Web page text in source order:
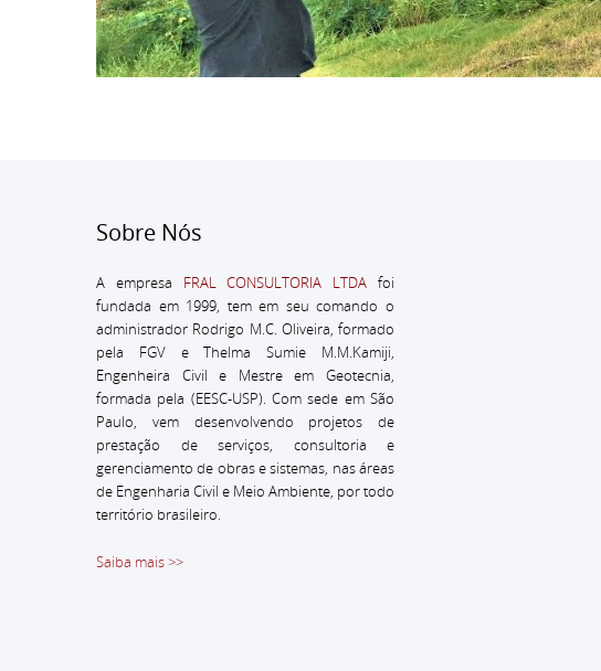
Sobre Nós
A empresa FRAL CONSULTORIA LTDA foi
fundada em 1999, tem em seu comando o
administrador Rodrigo M.C. Oliveira, formado
pela FGV e Thelma Sumie M.M.Kamiji,
Engenheira Civil e Mestre em Geotecnia,
formada pela (EESC-USP). Com sede em São
Paulo, vem desenvolvendo projetos de
prestação de serviços, consultoria e
gerenciamento de obras e sistemas, nas áreas
de Engenharia Civil e Meio Ambiente, por todo
território brasileiro.
Saiba mais >>